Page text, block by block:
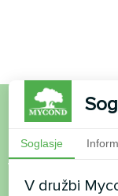
Želite
vprašanja?
Soglasje
V družbi